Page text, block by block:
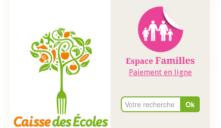
Paiement en ligne